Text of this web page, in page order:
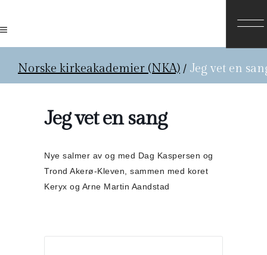
Norske kirkeakademier (NKA) / Jeg vet en
Jeg vet en sang
Nye salmer av og med Dag Kaspersen og
Trond Akerø-Kleven,
sammen med koret
Keryx og Arne Martin Aandstad